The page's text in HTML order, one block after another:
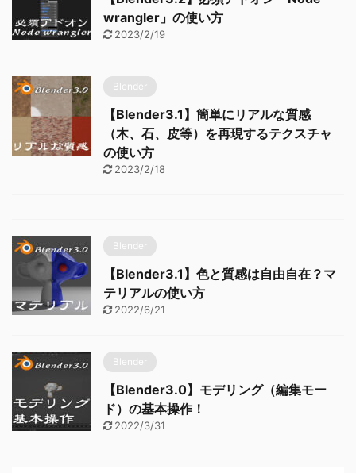
wrangler」の使い方
2023/2/19
Blender
【Blender3.1】簡単にリアルな質感
（木、石、皮等）を再現するテクスチャ
の使い方
2023/2/18
Blender
【Blender3.1】色と質感は自由自在？マ
テリアルの使い方
2022/6/21
Blender
【Blender3.0】モデリング（編集モー
ド）の基本操作！
2022/3/31